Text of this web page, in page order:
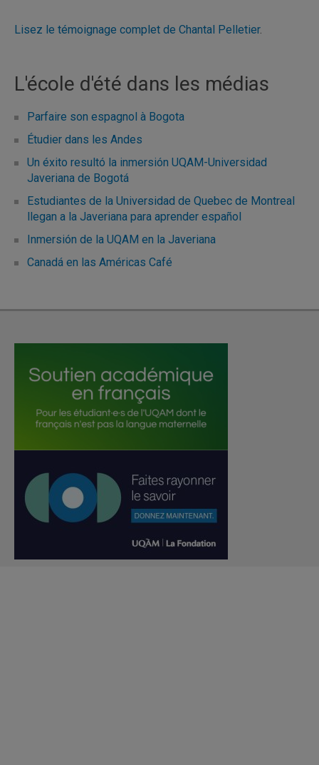
Lisez le témoignage complet de Chantal Pelletier.
L'école d'été dans les médias
Parfaire son espagnol à Bogota
Étudier dans les Andes
Un éxito resultó la inmersión UQAM-Universidad
Javeriana de Bogotá
Estudiantes de la Universidad de Quebec de Montreal
llegan a la Javeriana para aprender español
Inmersión de la UQAM en la Javeriana
Canadá en las Américas Café